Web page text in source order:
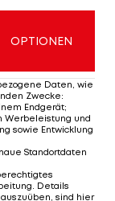
Männer-
Medaille ins
der
OPTIONEN
Daten, wie
Zwecke:
Endgerät;
Werbeleistung und
sowie Entwicklung
Standortdaten
Details
sind hier